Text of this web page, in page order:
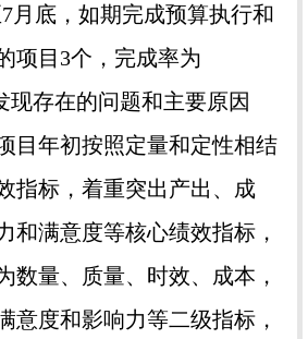
月底，如期完成预算执行和
项目3个，完成率为
现存在的问题和主要原因
目年初按照定量和定性相结
指标，着重突出产出、成
和满意度等核心绩效指标，
数量、质量、时效、成本，
意度和影响力等二级指标，